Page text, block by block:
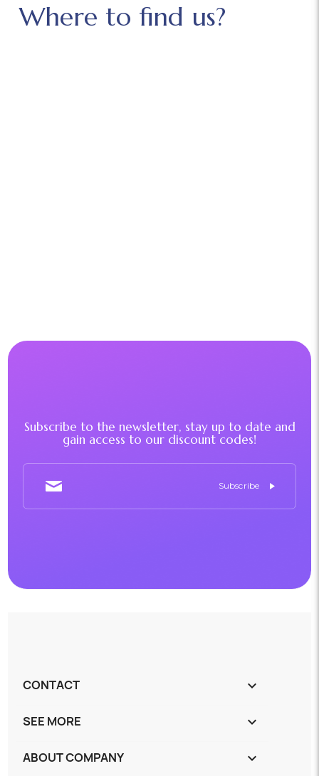
Where to find us?
Subscribe to the newsletter, stay up to date and
gain access to our discount codes!
CONTACT keyboard_arrow_down
SEE MORE keyboard_arrow_down
ABOUT COMPANY keyboard_arrow_down